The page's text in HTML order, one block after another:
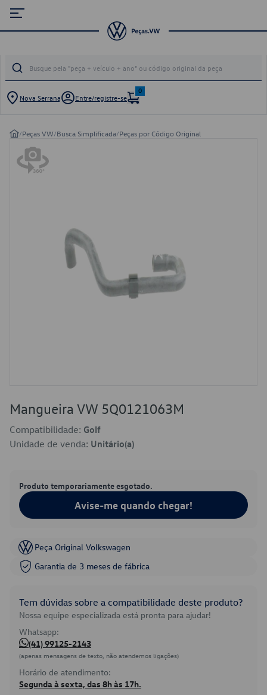
Nova Serrana Entre/registre-se
0
/Peças VW/Busca Simplificada/Peças por Código Original
Mangueira VW 5Q0121063M
Compatibilidade: Golf
Unidade de venda: Unitário(a)
Produto temporariamente esgotado.
Avise-me quando chegar!
Peça Original Volkswagen
Garantia de 3 meses de fábrica
Tem dúvidas sobre a compatibilidade deste produto?
Nossa equipe especializada está pronta para ajudar!
Whatsapp:
(41) 99125-2143
(apenas mensagens de texto, não atendemos ligações)
Horário de atendimento:
Segunda à sexta, das 8h às 17h.